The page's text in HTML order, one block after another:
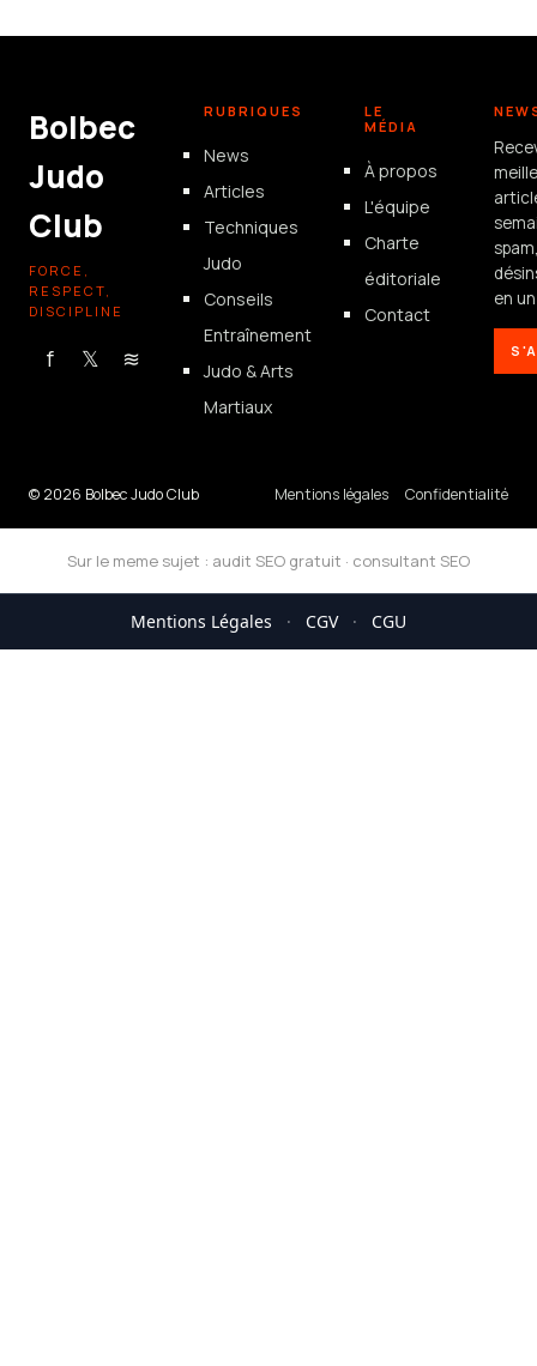
Bolbec
Judo
Club
FORCE,
RESPECT,
DISCIPLINE
f 𝕏 ≋
RUBRIQUES
News
Articles
Techniques
Judo
Conseils
Entraînement
Judo & Arts
Martiaux
LE
MÉDIA
À propos
L'équipe
Charte
éditoriale
Contact
en
© 2026 Bolbec Judo Club Mentions légales Confidentialité
Sur le meme sujet : audit SEO gratuit · consultant SEO
Mentions Légales · CGV · CGU